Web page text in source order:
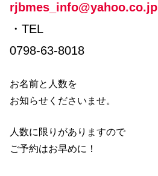
rjbmes_info@yahoo.co.jp
・TEL
0798-63-8018
お名前と人数を
お知らせくださいませ。
人数に限りがありますので
ご予約はお早めに！